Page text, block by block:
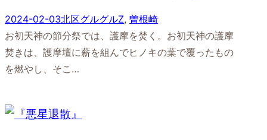
2024-02-03北区グルグルZ, 曽根崎
お初天神の節分祭では、護摩を焚く。お初天神の護摩
焚きは、護摩壇に薪を組んでヒノキの葉で覆ったもの
を燃やし、そこ…